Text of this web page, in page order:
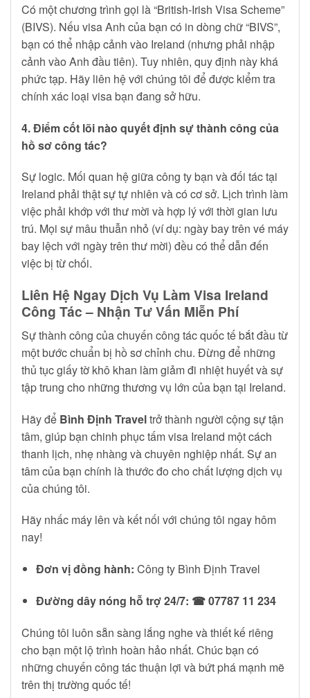
Có một chương trình gọi là “British-Irish Visa Scheme”
(BIVS). Nếu visa Anh của bạn có in dòng chữ “BIVS”,
bạn có thể nhập cảnh vào Ireland (nhưng phải nhập
cảnh vào Anh đầu tiên). Tuy nhiên, quy định này khá
phức tạp. Hãy liên hệ với chúng tôi để được kiểm tra
chính xác loại visa bạn đang sở hữu.
4. Điểm cốt lõi nào quyết định sự thành công của
hồ sơ công tác?
Sự logic. Mối quan hệ giữa công ty bạn và đối tác tại
Ireland phải thật sự tự nhiên và có cơ sở. Lịch trình làm
việc phải khớp với thư mời và hợp lý với thời gian lưu
trú. Mọi sự mâu thuẫn nhỏ (ví dụ: ngày bay trên vé máy
bay lệch với ngày trên thư mời) đều có thể dẫn đến
việc bị từ chối.
Liên Hệ Ngay Dịch Vụ Làm Visa Ireland
Công Tác – Nhận Tư Vấn Miễn Phí
Sự thành công của chuyến công tác quốc tế bắt đầu từ
một bước chuẩn bị hồ sơ chỉnh chu. Đừng để những
thủ tục giấy tờ khô khan làm giảm đi nhiệt huyết và sự
tập trung cho những thương vụ lớn của bạn tại Ireland.
Hãy để Bình Định Traveltrở thành người cộng sự tận
tâm, giúp bạn chinh phục tấm visa Ireland một cách
thanh lịch, nhẹ nhàng và chuyên nghiệp nhất. Sự an
tâm của bạn chính là thước đo cho chất lượng dịch vụ
của chúng tôi.
Hãy nhấc máy lên và kết nối với chúng tôi ngay hôm
nay!
Đơn vị đồng hành: Công ty Bình Định Travel
Đường dây nóng hỗ trợ 24/7: ☎ 07787 11 234
Chúng tôi luôn sẵn sàng lắng nghe và thiết kế riêng
cho bạn một lộ trình hoàn hảo nhất. Chúc bạn có
những chuyến công tác thuận lợi và bứt phá mạnh mẽ
trên thị trường quốc tế!